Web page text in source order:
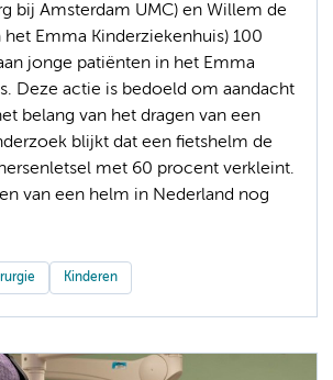
bij Amsterdam UMC) en Willem de
het Emma Kinderziekenhuis) 100
jonge patiënten in het Emma
Deze actie is bedoeld om aandacht
belang van het dragen van een
blijkt dat een fietshelm de
met 60 procent verkleint.
van een helm in Nederland nog
Kinderen